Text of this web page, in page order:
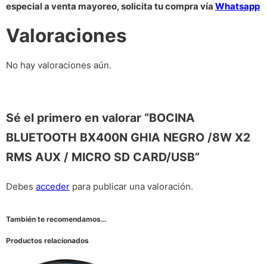
especial a venta mayoreo, solicita tu compra vía Whatsapp
Valoraciones
No hay valoraciones aún.
Sé el primero en valorar “BOCINA
BLUETOOTH BX400N GHIA NEGRO /8W X2
RMS AUX / MICRO SD CARD/USB”
Debes acceder para publicar una valoración.
También te recomendamos…
Productos relacionados